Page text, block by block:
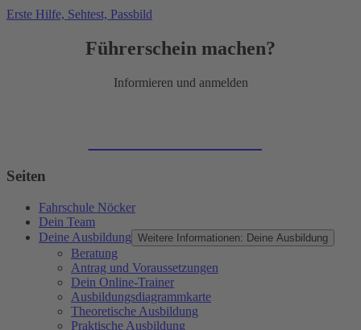
Erste Hilfe, Sehtest, Passbild
Führerschein machen?
Informieren und anmelden
Seiten
Fahrschule Nöcker
Dein Team
Deine Ausbildung Weitere Informationen: Deine Ausbildung
Beratung
Antrag und Voraussetzungen
Dein Online-Trainer
Ausbildungsdiagrammkarte
Theoretische Ausbildung
Praktische Ausbildung